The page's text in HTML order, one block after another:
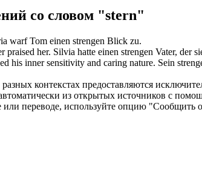
со словом "stern"
warf Tom einen strengen Blick zu.
praised her. Silvia hatte einen strengen Vater, der
his inner sensitivity and caring nature. Sein
контекстах предоставляются
из открытых источников с
переводе, используйте опцию "Сообщить